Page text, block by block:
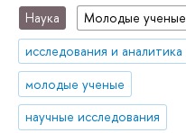
Наука
Молодые ученые
исследования и аналитика
молодые ученые
научные исследования